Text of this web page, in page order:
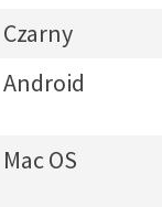
Czarny
Android
Mac OS